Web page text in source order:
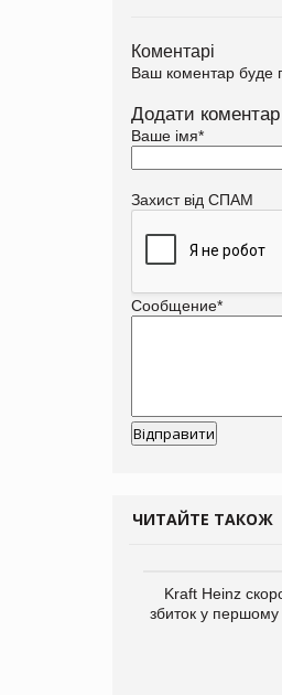
Коментарі
Ваш коментар буде
Додати коментар
Ваше імя*
Захист від СПАМ
Сообщение*
ЧИТАЙТЕ ТАКОЖ
Kraft Heinz
збиток у першому